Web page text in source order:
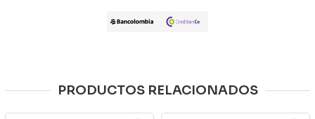
PRODUCTOS RELACIONADOS